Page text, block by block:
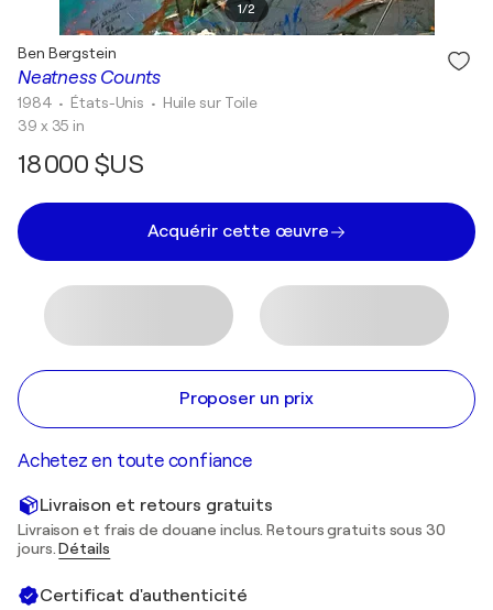
1/2
Neatness Counts
Ben Bergstein
1984 • États-Unis • Huile sur Toile
39 x 35 in
18 000 $US
Acquérir cette œuvre
Proposer un prix
Achetez en toute confiance
Livraison et retours gratuits
Livraison et frais de douane inclus. Retours gratuits sous 30
jours.Détails
Certificat d'authenticité